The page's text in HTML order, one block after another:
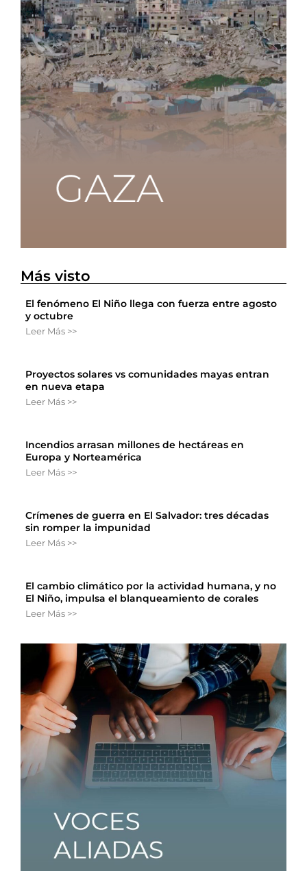
Más visto
El fenómeno El Niño llega con fuerza entre agosto
y octubre
Leer Más >>
Proyectos solares vs comunidades mayas entran
en nueva etapa
Leer Más >>
Incendios arrasan millones de hectáreas en
Europa y Norteamérica
Leer Más >>
Crímenes de guerra en El Salvador: tres décadas
sin romper la impunidad
Leer Más >>
El cambio climático por la actividad humana, y no
El Niño, impulsa el blanqueamiento de corales
Leer Más >>